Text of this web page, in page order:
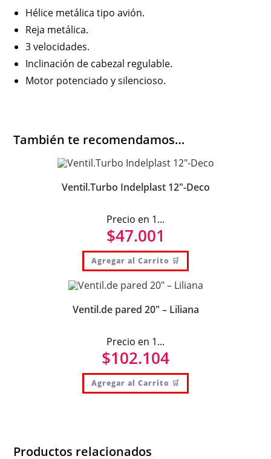
Hélice metálica tipo avión.
Reja metálica.
3 velocidades.
Inclinación de cabezal regulable.
Motor potenciado y silencioso.
También te recomendamos…
Ventil.Turbo Indelplast 12″-Deco
Precio en 1...
$47.001
Agregar al Carrito 🛒
Ventil.de pared 20″ – Liliana
Precio en 1...
$102.104
Agregar al Carrito 🛒
Productos relacionados